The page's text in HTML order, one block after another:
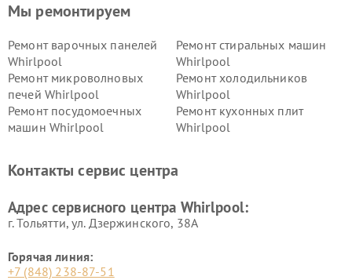
Мы ремонтируем
Ремонт варочных панелей
Whirlpool
Ремонт стиральных машин
Whirlpool
Ремонт микроволновых
печей Whirlpool
Ремонт холодильников
Whirlpool
Ремонт посудомоечных
машин Whirlpool
Ремонт кухонных плит
Whirlpool
Контакты сервис центра
Адрес сервисного центра Whirlpool:
г. Тольятти, ул. Дзержинского, 38А
Горячая линия:
+7 (848) 238-87-51